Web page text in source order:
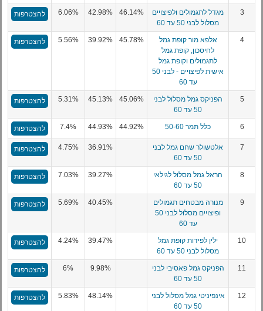
3
מגדל לתגמולים ולפיצויים
מסלול לבני 50 עד 60
46.14%
42.98%
6.06% להצטרפות
4
אלפא מור קופת גמל
לחיסכון, קופת גמל
לתגמולים וקופת גמל
אישית לפיצויים - לבני 50
עד 60
45.78%
39.92%
5.56% להצטרפות
5
הפניקס גמל מסלול לבני
50 עד 60
45.06%
45.13%
5.31% להצטרפות
6 כלל תמר 50-60 44.92%
44.93%
7.4% להצטרפות
7
אלטשולר שחם גמל לבני
50 עד 60
36.91%
4.75% להצטרפות
8
הראל גמל מסלול לגילאי
50 עד 60
39.27%
7.03% להצטרפות
9
מנורה מבטחים תגמולים
ופיצויים מסלול לבני 50
עד 60
40.45%
5.69% להצטרפות
10
ילין לפידות קופת גמל
מסלול לבני 50 עד 60
39.47%
4.24% להצטרפות
11
הפניקס גמל פאסיבי לבני
50 עד 60
9.98%
6% להצטרפות
12
אינפיניטי גמל מסלול לבני
50 עד 60
48.14%
5.83% להצטרפות